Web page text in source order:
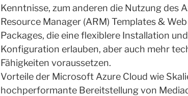
Kenntnisse, zum anderen die Nutzung des
Resource Manager (ARM) Templates &
Packages, die eine flexiblere Installation und
Konfiguration erlauben, aber auch mehr
Fähigkeiten voraussetzen.
Vorteile der Microsoft Azure Cloud wie
hochperformante Bereitstellung von